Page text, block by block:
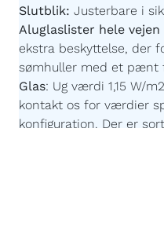
Slutblik: Justerbare i
Aluglaslister hele
ekstra beskyttelse, der
sømhuller med et pænt
Glas: Ug værdi 1,15 W/
kontakt os for værdier
konfiguration. Der er